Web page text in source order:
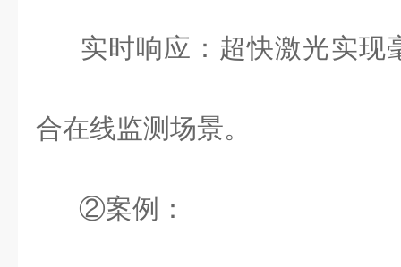
实时响应：超快激光实现
合在线监测场景。
②案例：